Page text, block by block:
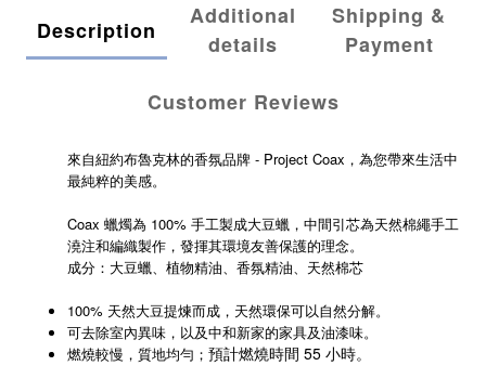
Description
Additional
details
Shipping &
Payment
Customer Reviews
來自紐約布魯克林的香氛品牌 - Project Coax，為您帶來生活中
最純粹的美感。
Coax 蠟燭為 100% 手工製成大豆蠟，中間引芯為天然棉繩手工
澆注和編織製作 ，發揮其環境友善保護的理念。
成分：大豆蠟、植物精油、香氛精油、天然棉芯
100% 天然大豆提煉而成，天然環保可以自然分解。
可去除室內異味，以及中和新家的家具及油漆味。
燃燒較慢，質地均勻； 預計燃燒時間 55 小時。